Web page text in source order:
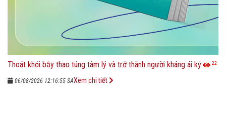
Thoát khỏi bẫy thao túng tâm lý và trở thành người kháng ái kỷ 22
06/08/2026 12:16:55 SAXem chi tiết